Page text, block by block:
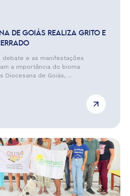
DE GOIÁS REALIZA GRITO E
e as manifestações
a importância do bioma
Diocesana de Goiás, ...